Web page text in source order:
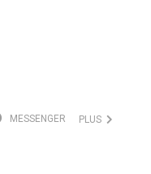
MESSENGER PLUS